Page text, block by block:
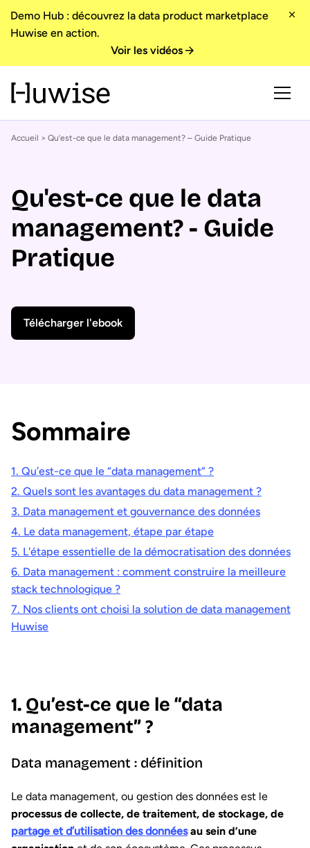
Demo Hub : découvrez la data product marketplace
Huwise en action.
Voir les vidéos
Accueil > Qu’est-ce que le data management? – Guide Pratique
Qu'est-ce que le data
management? - Guide
Pratique
Télécharger l'ebook
Sommaire
1. Qu’est-ce que le “data management” ?
2. Quels sont les avantages du data management ?
3. Data management et gouvernance des données
4. Le data management, étape par étape
5. L'étape essentielle de la démocratisation des données
6. Data management : comment construire la meilleure
stack technologique ?
7. Nos clients ont choisi la solution de data management
Huwise
1. Qu’est-ce que le “data
management” ?
Data management : définition
Le data management, ou gestion des données est le
processus de collecte, de traitement, de stockage, de
partage et d’utilisation des donnéesau sein d’une